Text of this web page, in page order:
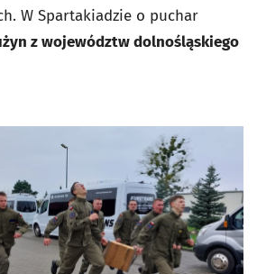
W Spartakiadzie o puchar
z województw dolnośląskiego